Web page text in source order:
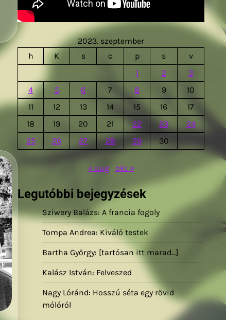
2023. szeptember
h
K s c p s
v
1
2
3
4
5 6 7 8 9
10
11
12 13 14 15 16
17
18
19 20 21 22 23
24
25
26 27 28 29 30
« aug okt »
Legutóbbi bejegyzések
Sziwery Balázs: A francia fogoly
Tompa Andrea: Kiváló testek
Bartha György: [tartósan itt marad…]
Kalász István: Felveszed
Nagy Lóránd: Hosszú séta egy rövid
mólóról